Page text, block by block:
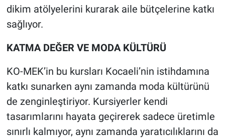
dikim atölyelerini kurarak aile bütçelerine katkı
sağlıyor.
KATMA DEĞER VE MODA KÜLTÜRÜ
KO-MEK’in bu kursları Kocaeli’nin istihdamına
katkı sunarken aynı zamanda moda kültürünü
de zenginleştiriyor. Kursiyerler kendi
tasarımlarını hayata geçirerek sadece üretimle
sınırlı kalmıyor, aynı zamanda yaratıcılıklarını da